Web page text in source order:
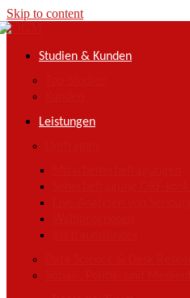
Skip to content
Studien & Kunden
Leistungen